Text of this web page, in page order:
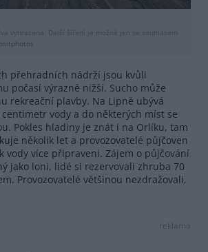
vyhrazena. Další šíření je možné jen se souhlasem
přehradních nádrží jsou kvůli
počasí výrazně nižší. Sucho může
rekreační plavby. Na Lipně ubývá
vody a do některých míst se
Pokles hladiny je znát i na Orlíku, tam
několik let a provozovatelé půjčoven
vody více připraveni. Zájem o půjčování
jako loni, lidé si rezervovali zhruba 70
Provozovatelé většinou nezdražovali,
reklama